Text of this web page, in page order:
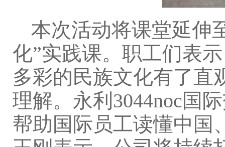
本次活动将课堂延伸
化”实践课。职工们表
多彩的民族文化有了直
理解。永利3044noc国
帮助国际员工读懂中国